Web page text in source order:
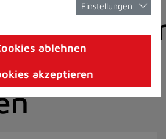
Einstellungen
ablehnen
akzeptieren